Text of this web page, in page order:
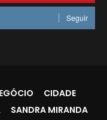
Seguir
CIDADE
SANDRA MIRANDA